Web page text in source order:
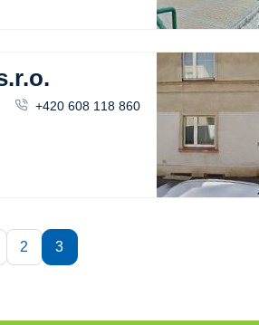
+420 608 118 860
2 3